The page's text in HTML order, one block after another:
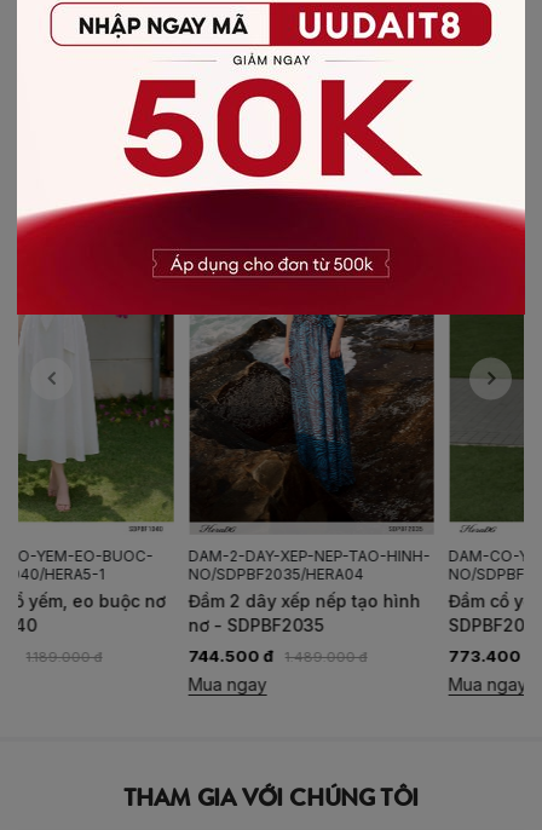
Chất liệu:vải Thô
CÓ THỂ BẠN SẼ THÍCH
DAM-2-DAY-XEP-NEP-TAO-HINH-
NO/SDPBF2035/HERA04
Đầm 2 dây xếp nếp tạo hình
nơ - SDPBF2035
744.500 đ 1.489.000 đ
-40%
DAM-CO-YEM-BUOC-
NO/SDPBF2032/HERA04
Đầm cổ yếm buộc nơ -
SDPBF2032
773.400 đ 1.289.000 đ
THAM GIA VỚI CHÚNG TÔI